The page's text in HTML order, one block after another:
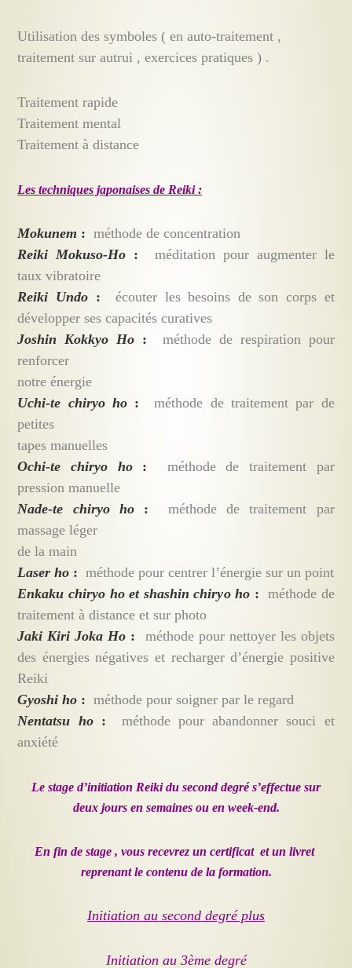
Utilisation des symboles ( en auto-traitement ,
traitement sur autrui , exercices pratiques ) .
Traitement rapide
Traitement mental
Traitement à distance
Les techniques japonaises de Reiki :
Mokunem : méthode de concentration
Reiki Mokuso-Ho :
méditation pour augmenter le
taux vibratoire
Reiki Undo :
écouter les besoins de son corps et
développer ses capacités curatives
Joshin Kokkyo Ho :
méthode de respiration pour
renforcer
notre énergie
Uchi-te chiryo ho :
méthode de traitement par de
petites
tapes manuelles
Ochi-te chiryo ho:
méthode de traitement par
pression manuelle
Nade-te chiryo ho:
méthode de traitement par
massage léger
de la main
Laser ho : méthode pour centrer l’énergie sur un point
Enkaku chiryo ho et shashin chiryo ho : méthode de
traitement à distance et sur photo
Jaki Kiri Joka Ho :
méthode pour nettoyer les objets
des énergies négatives et recharger d’énergie positive
Reiki
Gyoshi ho : méthode pour soigner par le regard
Nentatsu ho:
méthode pour abandonner souci et
anxiété
Le stage d’initiation Reiki du second degré s’effectue sur
deux jours en semaines ou en week-end.
En fin de stage , vous recevrez un certificat et un livret
reprenant le contenu de la formation.
Initiation au second degré plus
Initiation au 3ème degré